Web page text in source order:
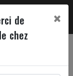
de
chez
×